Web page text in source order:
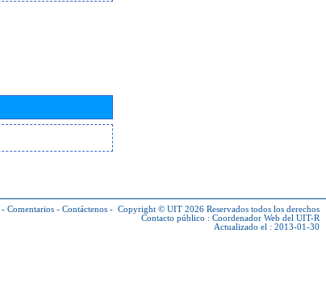
- Comentarios - Contáctenos - Copyright © UIT 2026 Reservados todos los derechos
Contacto público : Coordenador Web del UIT-R
Actualizado el : 2013-01-30